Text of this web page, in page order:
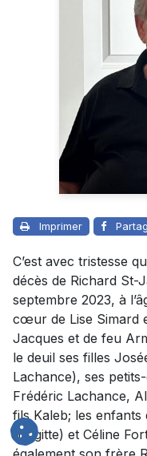
Imprimer
C’est avec tristesse
décès de Richard St-
septembre 2023, à
cœur de Lise Simard
Jacques et de feu
le deuil ses filles
Lachance), ses
Frédéric Lachance,
fils Kaleb; les enfants
(Brigitte) et Céline